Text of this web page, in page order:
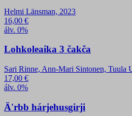
Helmi Länsman, 2023
16,00 €
álv. 0%
Lohkoleaika 3 čakča
Sari Rinne, Ann-Mari Sintonen, Tuula
17,00 €
álv. 0%
Äʹrbb hárjehusgirji